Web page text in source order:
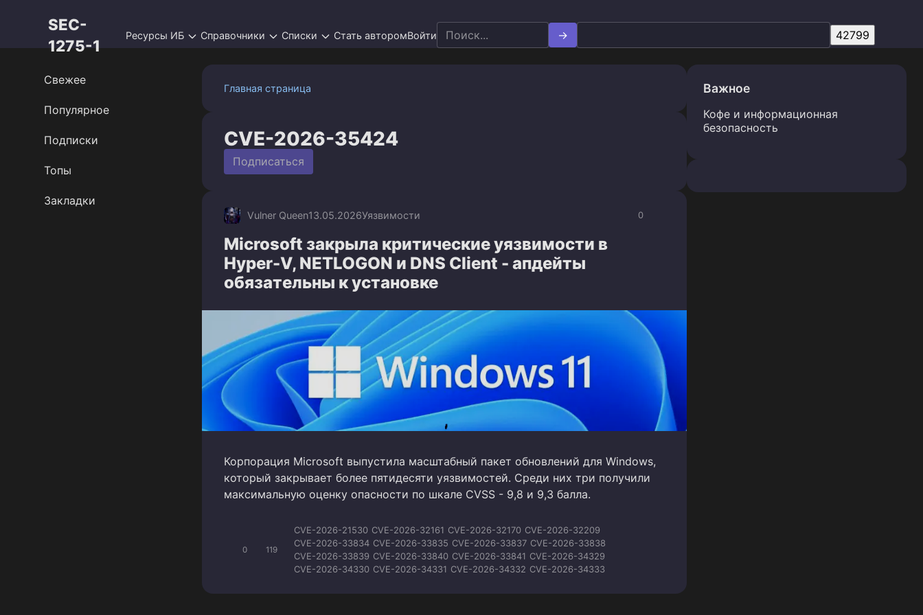
SEC-
1275-1
Ресурсы ИБ Справочники Списки Стать авторомВойти Search
for:
Главная страница
CVE-2026-35424
Подписаться
0
Vulner Queen13.05.2026Уязвимости
Microsoft закрыла критические уязвимости в
Hyper-V, NETLOGON и DNS Client - апдейты
обязательны к установке
Корпорация Microsoft выпустила масштабный пакет обновлений для Windows,
который закрывает более пятидесяти уязвимостей. Среди них три получили
максимальную оценку опасности по шкале CVSS - 9,8 и 9,3 балла.
0 119
CVE-2026-21530 CVE-2026-32161 CVE-2026-32170 CVE-2026-32209
CVE-2026-33834 CVE-2026-33835 CVE-2026-33837 CVE-2026-33838
CVE-2026-33839 CVE-2026-33840 CVE-2026-33841 CVE-2026-34329
CVE-2026-34330 CVE-2026-34331 CVE-2026-34332 CVE-2026-34333
CVE-2026-34339 CVE-2026-34340 CVE-2026-34341 CVE-2026-34342
Свежее
Популярное
Подписки
Топы
Закладки
Важное
Кофе и информационная
безопасность